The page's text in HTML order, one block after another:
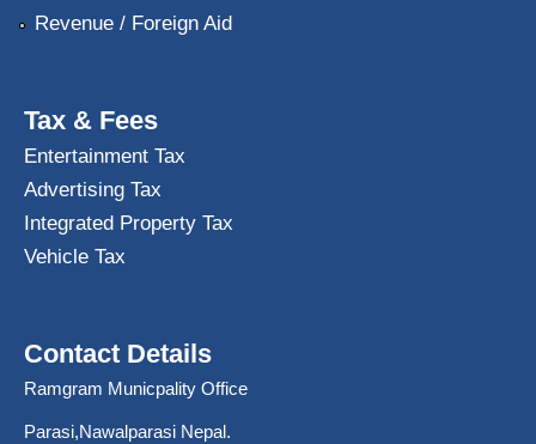
Revenue / Foreign Aid
Tax & Fees
Entertainment Tax
Advertising Tax
Integrated Property Tax
Vehicle Tax
Contact Details
Ramgram Municpality Office
Parasi,Nawalparasi Nepal.